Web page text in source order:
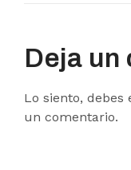
Deja
Lo siento, debes
un comentario.